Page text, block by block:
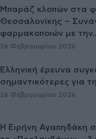
Μπαράζ κλοπών στα
Θεσσαλονίκης –
φαρμακοποιών με
26 Φεβρουαρίου 2026
Ελληνική έρευνα
σημαντικότερες για
26 Φεβρουαρίου 2026
Η Ειρήνη Αγαπηδάκη